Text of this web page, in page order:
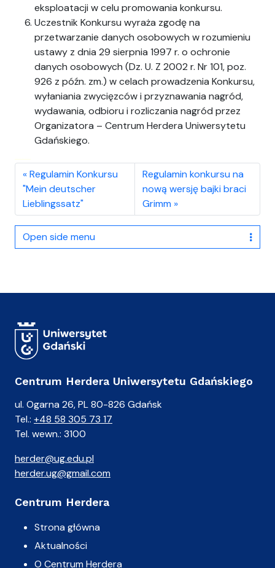
eksploatacji w celu promowania konkursu.
Uczestnik Konkursu wyraża zgodę na
przetwarzanie danych osobowych w rozumieniu
ustawy z dnia 29 sierpnia 1997 r. o ochronie
danych osobowych (Dz. U. Z 2002 r. Nr 101, poz.
926 z późn. zm.) w celach prowadzenia Konkursu,
wyłaniania zwycięzców i przyznawania nagród,
wydawania, odbioru i rozliczania nagród przez
Organizatora – Centrum Herdera Uniwersytetu
Gdańskiego.
Regulamin Konkursu
"Mein deutscher
Lieblingssatz"
Regulamin konkursu na
nową wersję bajki braci
Grimm
Open side menu
Centrum Herdera Uniwersytetu Gdańskiego
ul. Ogarna 26, PL 80-826 Gdańsk
Tel.: +48 58 305 73 17
Tel. wewn.: 3100
herder@ug.edu.pl
herder.ug@gmail.com
Centrum Herdera
Strona główna
Aktualności
O Centrum Herdera